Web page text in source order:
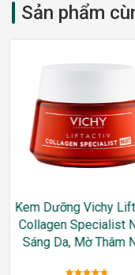
Sản phẩm
Kem Dưỡng Vichy
Collagen Specialist
Sáng Da, Mờ Thâm